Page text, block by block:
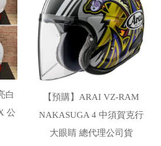
白
公
【預購】ARAI VZ-RAM
NAKASUGA 4 中須賀克行
大眼睛 總代理公司貨